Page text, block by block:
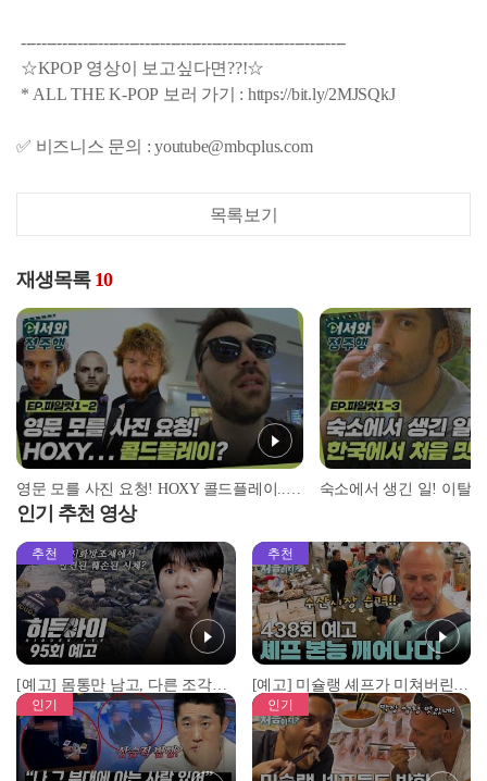
---------------------------------------------------------------
☆KPOP 영상이 보고싶다면??!☆
* ALL THE K-POP 보러 가기 : https://bit.ly/2MJSQkJ​
✅ 비즈니스 문의 : youtube@mbcplus.com
목록보기
재생목록 10
영문 모를 사진 요청! HOXY 콜드플레이..?ㄴㅇㄱ l #어서와정주행​ l #어서와한국은처음이지​ l #MBCevery1 l EP.파일럿 1-2
인기 추천 영상
추천
[예고] 몸통만 남고, 다른 조각은 어디에..? 시화호에서 드러난 충격적인 토막 살인사건!
추천
[예고] 미슐랭 셰프가 미쳐버린 이유! 본능이 깨어난 사건은?
인기 인기